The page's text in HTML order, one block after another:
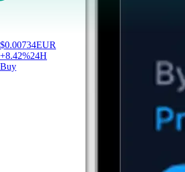
$0.00734EUR
+8.42%24H
Buy